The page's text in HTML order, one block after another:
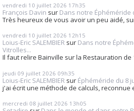
vendredi 10 juillet 2026 17h35
François Davin sur Dans notre Éphéméride
Très heureux de vous avoir un peu aidé,
vendredi 10 juillet 2026 12h15
Loius-Eric SALEMBIER sur Dans notre
Vitrolles...
Il faut relire Bainville sur la Restauration de
jeudi 09 juillet 2026 09h35
Loius-Eric SALEMBIER sur Éphéméride du 8
j'ai écrit une méthode de calculs, reconnue
mercredi 08 juillet 2026 13h05